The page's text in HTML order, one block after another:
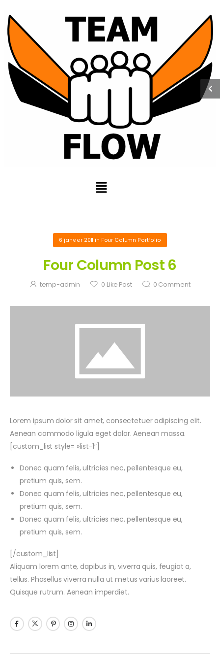
6 janvier 2011 in Four Column Portfolio
Four Column Post 6
temp-admin 0 Like Post 0 Comment
Lorem ipsum dolor sit amet, consectetuer adipiscing elit.
Aenean commodo ligula eget dolor. Aenean massa.
[custom_list style= »list-1″]
Donec quam felis, ultricies nec, pellentesque eu,
pretium quis, sem.
Donec quam felis, ultricies nec, pellentesque eu,
pretium quis, sem.
Donec quam felis, ultricies nec, pellentesque eu,
pretium quis, sem.
[/custom_list]
Aliquam lorem ante, dapibus in, viverra quis, feugiat a,
tellus. Phasellus viverra nulla ut metus varius laoreet.
Quisque rutrum. Aenean imperdiet.